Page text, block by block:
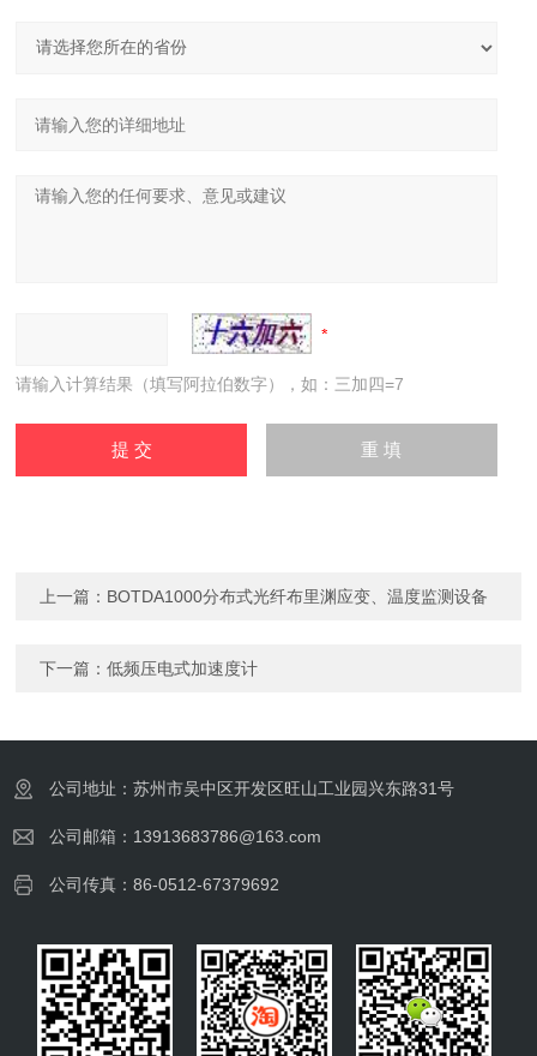
请输入计算结果（填写阿拉伯数字），如：三加四=7
上一篇： BOTDA1000分布式光纤布里渊应变、温度监测设备
下一篇：低频压电式加速度计
公司地址：苏州市吴中区开发区旺山工业园兴东路31号
公司邮箱：13913683786@163.com
公司传真：86-0512-67379692